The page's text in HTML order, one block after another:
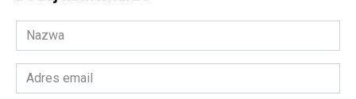
Nazwa
*
Adres
email